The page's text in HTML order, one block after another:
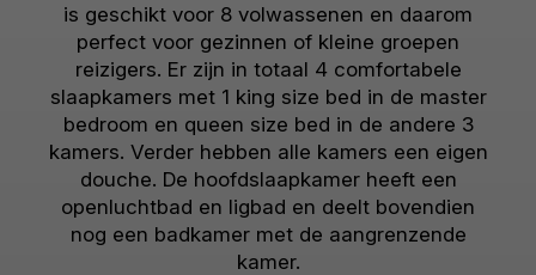
is geschikt voor 8 volwassenen en daarom
perfect voor gezinnen of kleine groepen
reizigers. Er zijn in totaal 4 comfortabele
slaapkamers met 1 king size bed in de master
bedroom en queen size bed in de andere 3
kamers. Verder hebben alle kamers een eigen
douche. De hoofdslaapkamer heeft een
openluchtbad en ligbad en deelt bovendien
nog een badkamer met de aangrenzende
kamer.